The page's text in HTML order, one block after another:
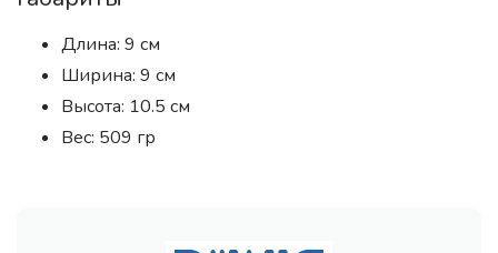
Длина: 9 см
Ширина: 9 см
Высота: 10.5 см
Вес: 509 гр